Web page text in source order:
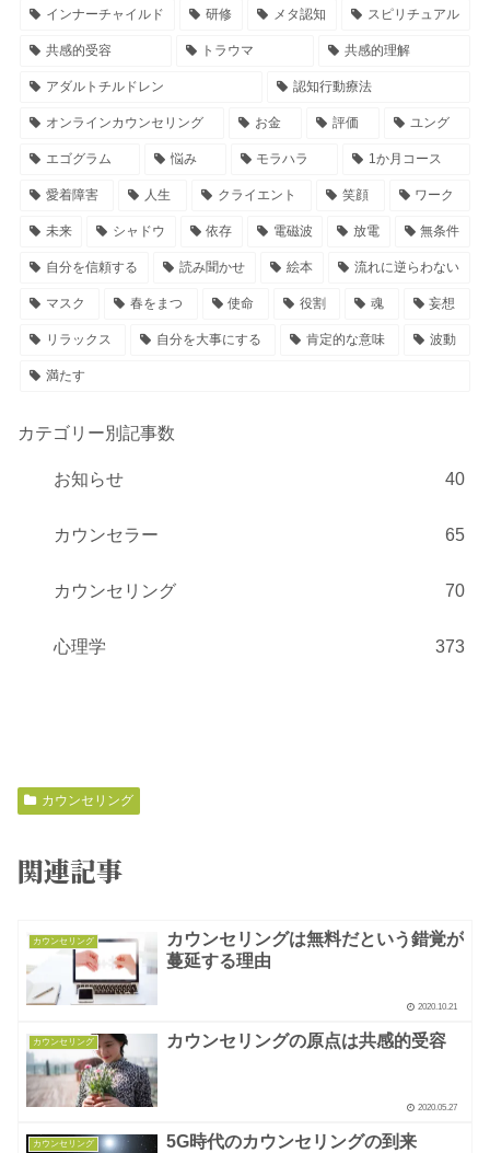
インナーチャイルド 研修 メタ認知 スピリチュアル
共感的受容 トラウマ 共感的理解
アダルトチルドレン 認知行動療法
オンラインカウンセリング お金 評価 ユング
エゴグラム 悩み モラハラ 1か月コース
愛着障害 人生 クライエント 笑顔 ワーク
未来 シャドウ 依存 電磁波 放電 無条件
自分を信頼する 読み聞かせ 絵本 流れに逆らわない
マスク 春をまつ 使命 役割 魂 妄想
リラックス 自分を大事にする 肯定的な意味 波動
満たす
カテゴリー別記事数
お知らせ 40
カウンセラー 65
カウンセリング 70
心理学 373
カウンセリング
関連記事
カウンセリング
カウンセリングは無料だという錯覚が
蔓延する理由
2020.10.21
カウンセリング カウンセリングの原点は共感的受容
2020.05.27
カウンセリング 5G時代のカウンセリングの到来